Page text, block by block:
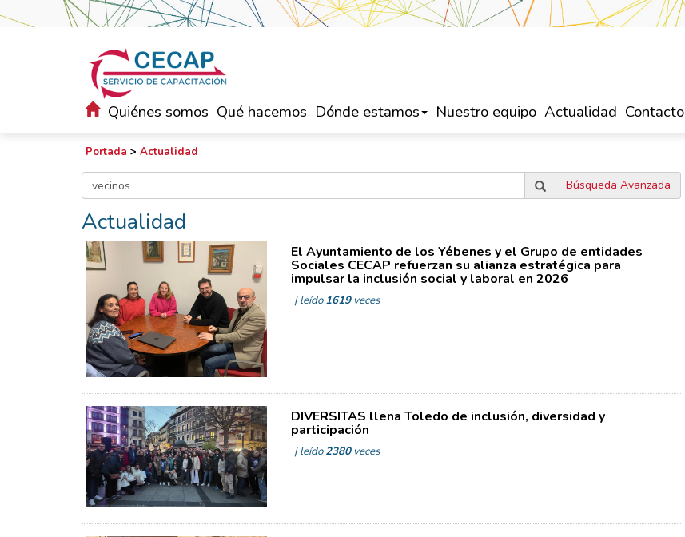
Quiénes somos Qué hacemos Dónde estamos Nuestro equipo Actualidad Contacto
Portada > Actualidad
Búsqueda Avanzada
Actualidad
El Ayuntamiento de los Yébenes y el Grupo de entidades
Sociales CECAP refuerzan su alianza estratégica para
impulsar la inclusión social y laboral en 2026
| leído1619veces
DIVERSITAS llena Toledo de inclusión, diversidad y
participación
| leído2380veces